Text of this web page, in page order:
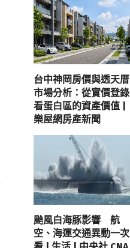
台中神岡房價與透天厝
市場分析：從實價登錄
看蛋白區的資產價值 |
樂屋網房產新聞
颱風白海豚影響 航
空、海運交通異動一次